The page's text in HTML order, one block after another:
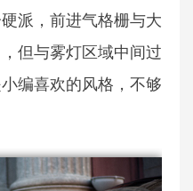
派，前进气格栅与大
但与雾灯区域中间过
编喜欢的风格，不够